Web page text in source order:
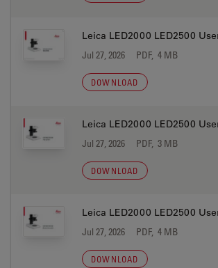
Leica LED2000 LED2500
Jul 27, 2026 PDF, 4 MB
DOWNLOAD
Leica LED2000 LED2500
Jul 27, 2026 PDF, 3 MB
DOWNLOAD
Leica LED2000 LED2500
Jul 27, 2026 PDF, 4 MB
DOWNLOAD